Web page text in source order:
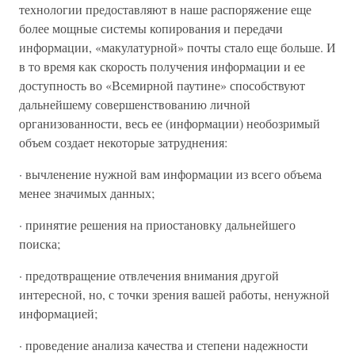
технологии предоставляют в наше распоряжение еще
более мощные системы копирования и передачи
информации, «макулатурной» почты стало еще больше. И
в то время как скорость получения информации и ее
доступность во «Всемирной паутине» способствуют
дальнейшему совершенствованию личной
организованности, весь ее (информации) необозримый
объем создает некоторые затруднения:
· вычленение нужной вам информации из всего объема
менее значимых данных;
· принятие решения на приостановку дальнейшего
поиска;
· предотвращение отвлечения внимания другой
интересной, но, с точки зрения вашей работы, ненужной
информацией;
· проведение анализа качества и степени надежности